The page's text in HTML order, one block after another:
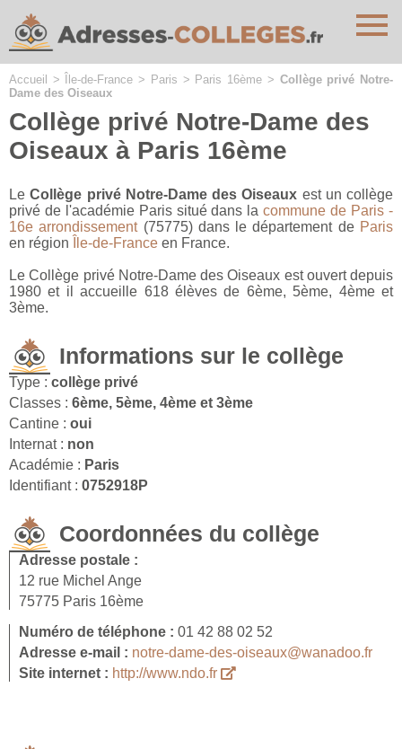
Accueil > Île-de-France > Paris > Paris 16ème > Collège privé Notre-
Dame des Oiseaux
Collège privé Notre-Dame des
Oiseaux à Paris 16ème
LeCollège privé Notre-Dame des Oiseaux est un collège
privé de l'académie Paris situé dans lacommune de Paris -
16e arrondissement(75775) dans le département de Paris
en région
Île-de-France en France.
Le Collège privé Notre-Dame des Oiseaux est ouvert depuis
1980 et il accueille 618 élèves de 6ème, 5ème, 4ème et
3ème.
Informations sur le collège
Type : collège privé
Classes : 6ème, 5ème, 4ème et 3ème
Cantine : oui
Internat : non
Académie : Paris
Identifiant : 0752918P
Coordonnées du collège
Adresse postale :
12 rue Michel Ange
75775 Paris 16ème
Numéro de téléphone : 01 42 88 02 52
Adresse e-mail : notre-dame-des-oiseaux@wanadoo.fr
Site internet : http://www.ndo.fr